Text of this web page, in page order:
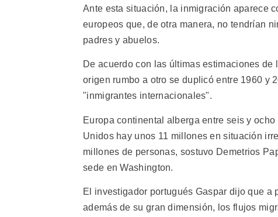
Ante esta situación, la inmigración aparece
europeos que, de otra manera, no tendrían
padres y abuelos.
De acuerdo con las últimas estimaciones
origen rumbo a otro se duplicó entre 1960 y
"inmigrantes internacionales".
Europa continental alberga entre seis y
Unidos hay unos 11 millones en situación
millones de personas, sostuvo Demetrios
sede en Washington.
El investigador portugués Gaspar dijo que
además de su gran dimensión, los flujos